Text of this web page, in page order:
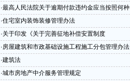
·最高人民法院关于逾期付款违约金应当按照何种
标准计算问题的批复
·住宅室内装饰装修管理办法
·关于印发《关于完善征地补偿安置制度
·房屋建筑和市政基础设施工程施工分包管理办法
·建筑法
·城市房地产中介服务管理规定